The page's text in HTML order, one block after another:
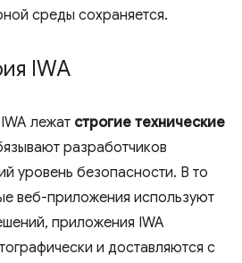
среды сохраняется.
IWA
лежат строгие технические
разработчиков
уровень безопасности. В то
веб-приложения используют
приложения IWA
и доставляются с